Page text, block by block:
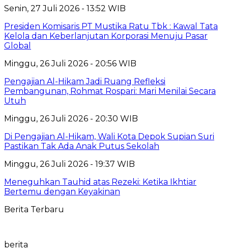
Senin, 27 Juli 2026 - 13:52 WIB
Presiden Komisaris PT Mustika Ratu Tbk : Kawal Tata
Kelola dan Keberlanjutan Korporasi Menuju Pasar
Global
Minggu, 26 Juli 2026 - 20:56 WIB
Pengajian Al-Hikam Jadi Ruang Refleksi
Pembangunan, Rohmat Rospari: Mari Menilai Secara
Utuh
Minggu, 26 Juli 2026 - 20:30 WIB
Di Pengajian Al-Hikam, Wali Kota Depok Supian Suri
Pastikan Tak Ada Anak Putus Sekolah
Minggu, 26 Juli 2026 - 19:37 WIB
Meneguhkan Tauhid atas Rezeki: Ketika Ikhtiar
Bertemu dengan Keyakinan
Berita Terbaru
berita